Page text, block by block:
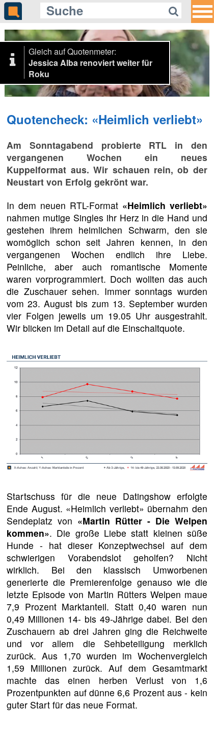
Gleich auf Quotenmeter:
Jessica Alba renoviert weiter für
Roku
Quotencheck: «Heimlich verliebt»
Am Sonntagabend probierte RTL in den
vergangenen Wochen ein neues
Kuppelformat aus. Wir schauen rein, ob der
Neustart von Erfolg gekrönt war.
In dem neuen RTL-Format «Heimlich verliebt»
nahmen mutige Singles ihr Herz in die Hand und
gestehen ihrem heimlichen Schwarm, den sie
womöglich schon seit Jahren kennen, in den
vergangenen Wochen endlich ihre Liebe.
Peinliche, aber auch romantische Momente
waren vorprogrammiert. Doch wollten das auch
die Zuschauer sehen. Immer sonntags wurden
vom 23. August bis zum 13. September wurden
vier Folgen jeweils um 19.05 Uhr ausgestrahlt.
Wir blicken im Detail auf die Einschaltquote.
Startschuss für die neue Datingshow erfolgte
Ende August. «Heimlich verliebt» übernahm den
Sendeplatz von «Martin Rütter - Die Welpen
kommen». Die große Liebe statt kleinen süße
Hunde - hat dieser Konzeptwechsel auf dem
schwierigen Vorabendslot geholfen? Nicht
wirklich. Bei den klassisch Umworbenen
generierte die Premierenfolge genauso wie die
letzte Episode von Martin Rütters Welpen maue
7,9 Prozent Marktanteil. Statt 0,40 waren nun
0,49 Millionen 14- bis 49-Jährige dabei. Bei den
Zuschauern ab drei Jahren ging die Reichweite
und vor allem die Sehbeteiligung merklich
zurück. Aus 1,70 wurden im Wochenvergleich
1,59 Millionen zurück. Auf dem Gesamtmarkt
machte das einen herben Verlust von 1,6
Prozentpunkten auf dünne 6,6 Prozent aus - kein
guter Start für das neue Format.